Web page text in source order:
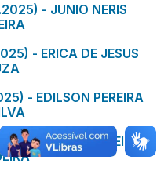
- JUNIO NERIS
- ERICA DE JESUS
- EDILSON PEREIRA
- MATEUS PEREIRA